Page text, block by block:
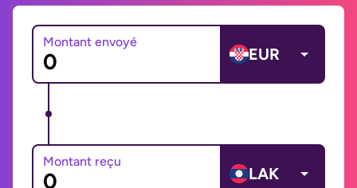
Montant envoyé
EUR
Montant reçu
LAK